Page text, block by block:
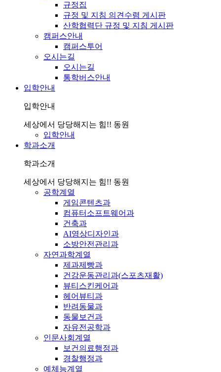
규정집
규정 및 지침 의견수렴 게시판
산학협력단 규정 및 지침 게시판
캠퍼스안내
캠퍼스투어
오시는길
오시는길
통학버스안내
입학안내
입학안내
세상에서 당당해지는 힘!! 동원
입학안내
학과소개
학과소개
세상에서 당당해지는 힘!! 동원
공학계열
게임콘텐츠과
컴퓨터소프트웨어과
건축과
AI영상디자인과
소방안전관리과
자연과학계열
제과제빵과
건강운동관리과(스포츠재활)
뷰티스킨케어과
헤어뷰티과
반려동물과
동물보건과
자유전공학과
인문사회계열
보건의료행정과
경찰행정과
예체능계열